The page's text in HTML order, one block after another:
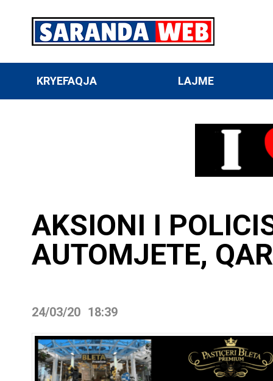
KRYEFAQJA LAJME
AKSIONI I
AUTOMJETE,
24/03/20 18:39